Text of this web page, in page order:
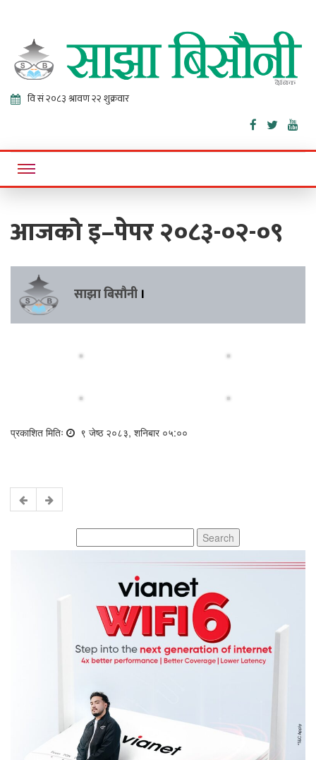
Sajha
Bisaunee
Online News Portal
आजको इ–पेपर २०८३-०२-०९
साझा बिसौनी ।
प्रकाशित मितिः ९ जेष्ठ २०८३, शनिबार ०५:००
for: